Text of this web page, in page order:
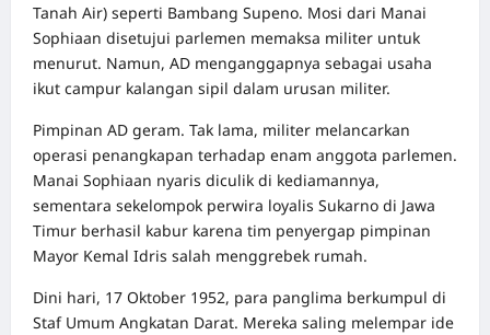
Tanah Air) seperti Bambang Supeno. Mosi dari Manai
Sophiaan disetujui parlemen memaksa militer untuk
menurut. Namun, AD menganggapnya sebagai usaha
ikut campur kalangan sipil dalam urusan militer.
Pimpinan AD geram. Tak lama, militer melancarkan
operasi penangkapan terhadap enam anggota parlemen.
Manai Sophiaan nyaris diculik di kediamannya,
sementara sekelompok perwira loyalis Sukarno di Jawa
Timur berhasil kabur karena tim penyergap pimpinan
Mayor Kemal Idris salah menggrebek rumah.
Dini hari, 17 Oktober 1952, para panglima berkumpul di
Staf Umum Angkatan Darat. Mereka saling melempar ide